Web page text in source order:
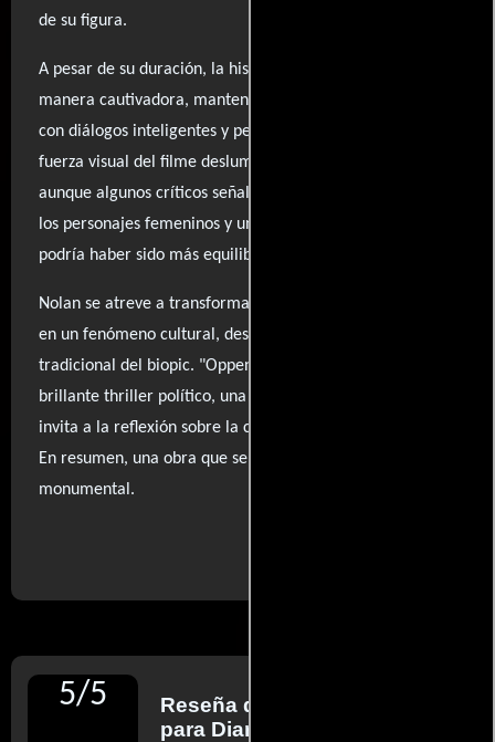
de su figura.
A pesar de su duración, la historia se despliega de
manera cautivadora, manteniendo un ritmo que atrapa
con diálogos inteligentes y personajes matizados. La
fuerza visual del filme deslumbra en varios momentos,
aunque algunos críticos señalan la falta de desarrollo en
los personajes femeninos y una cierta solemnidad que
podría haber sido más equilibrada.
Nolan se atreve a transformar una historia devastadora
en un fenómeno cultural, desafiando la estructura
tradicional del biopic. "Oppenheimer" se erige como un
brillante thriller político, una experiencia hipnótica que
invita a la reflexión sobre la creación y sus consecuencias.
En resumen, una obra que se siente tanto íntima como
monumental.
5/5 Reseña de
para Diario El Mundo